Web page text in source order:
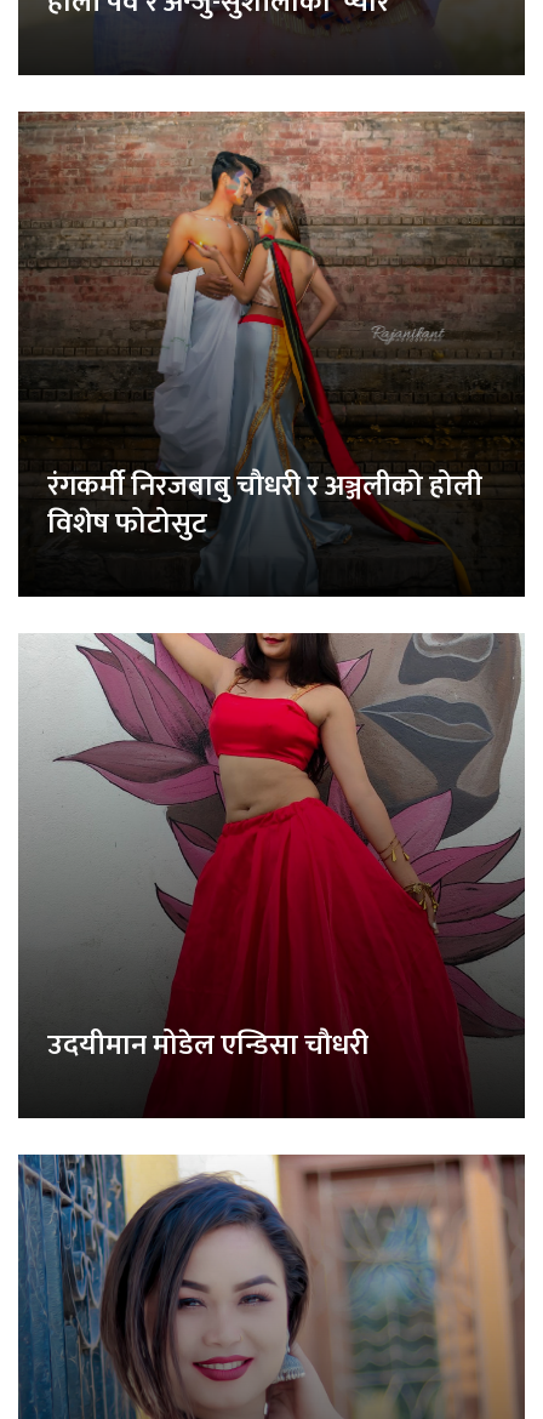
रंगकर्मी निरजबाबु चौधरी र अञ्जलीको होली
विशेष फोटोसुट
उदयीमान मोडेल एन्डिसा चौधरी